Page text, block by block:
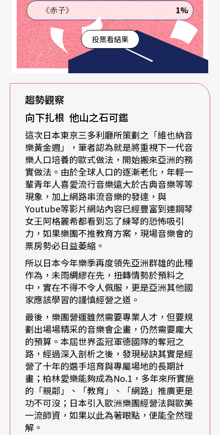
作，又在與音樂節合作之眾大師間（慕堤、艾森巴
赫、巴倫波英、布隆斯泰特……），被樂團選為巡
迴演出之客席指揮，這位榮獲全球關注的耀眼明
星，筆者建議大家務必趁此機會，藉著人氣指揮杜
達美來好好認識了解一下委內瑞拉的“El Sistema”
音樂制度及他們逐漸開花的傲人音樂成就，相信各
位讀者定然會佩服加上汗顏……
北京部分，除了有中國交響樂團與北京交響樂團音
樂會活動之外，今年更將在十月九日至卅一日，擴
大舉辦第十七屆「北京國際音樂節」，紀念音樂家
主題為「理查．史特勞斯—跨越兩個世紀的德國傳
奇作曲家誕辰一百五十周年」，音樂節中更安排將
迎來國際三大樂團：慕尼黑愛樂、巴黎管絃樂團與
蒙特婁交響樂團，再結合中國當地之中國愛樂樂
團、上海交響樂團與青島交響樂團等，共同演繹
《唐璜》、《英雄的生涯》、《查拉圖斯特拉如是
說》、《阿爾卑斯山交響曲》、《家庭交響曲》、
《D小調第一交響曲》、《D小調小提琴協奏曲》與
《降E大調小夜曲》等等眾多理查．史特勞斯經典作
品，十月份的北京，肯定會是精采又華麗的交響樂
月。
香港：風格多樣，推廣用心
成立於一八九五年，改組於一九五七，正式起始於
《赤子》 1%
投票看結果
趨勢觀察
向下扎根 他山之石可鑑
這次日本東京三多利廳所策劃之「維也納音
樂黃金週」，筆者認為就是將重視下一代音
樂人口培養的歐式做法，開始搬來亞洲的務
實做法。由於全球人口的逐漸老化，年輕一
輩青年人喜愛流行音樂遠大於古典音樂等等
現象，加上網路串流音樂的發達，與
Youtube等影片網站內容已經豐富到連鋼琴
女王阿格麗希都看到忘了練琴的恐怖吸引
力，如果樂團不推教育方案，現場音樂會的
票房勢必日益萎縮。
所以日本今年樂季再度領先亞洲群雄的此種
作為，未雨綢繆在先，扭轉情勢於預料之
中，實在不得不令人佩服，更是亞洲其他國
家應該學習的謹慎經營之道。
最後，樂團營運雖然需要專業人才，但要規
劃出場場精采的音樂會企畫，仍然需要龐大
的預算。本屆世界盃冠軍德國隊的奪冠之
路，經過深入剖析之後，發現秘訣其實是經
營了十年的選手培育與專屬場地的長期計
畫；柏林愛樂能夠成為No.1，多年來所實施
的「親鄰」、「教育」、「網路」推廣更是
功不可沒；日本引入歐洲樂團經營法與歐美
一流師資，如果以此為著眼點，便能全然理
解。